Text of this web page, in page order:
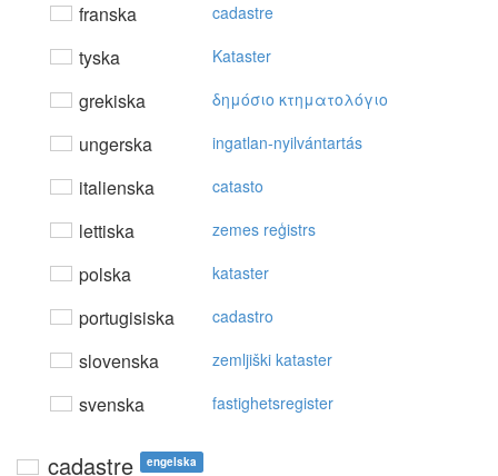
franska cadastre
tyska Kataster
grekiska δημόσιo κτηματoλόγιo
ungerska ingatlan-nyilvántartás
italienska catasto
lettiska zemes reģistrs
polska kataster
portugisiska cadastro
slovenska zemljiški kataster
svenska fastighetsregister
cadastre engelska